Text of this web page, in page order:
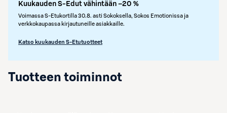
Kuukauden S-Edut vähintään –20 %
Voimassa S-Etukortilla 30.8. asti Sokoksella, Sokos Emotionissa ja
verkkokaupassa kirjautuneille asiakkaille.
Katso kuukauden S-Etutuotteet
Tuotteen toiminnot